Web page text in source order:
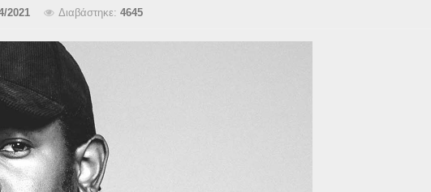
2021 Διαβάστηκε: 4645